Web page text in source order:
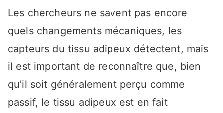
Les chercheurs ne savent pas encore
quels changements mécaniques, les
capteurs du tissu adipeux détectent, mais
il est important de reconnaître que, bien
qu’il soit généralement perçu comme
passif, le tissu adipeux est en fait